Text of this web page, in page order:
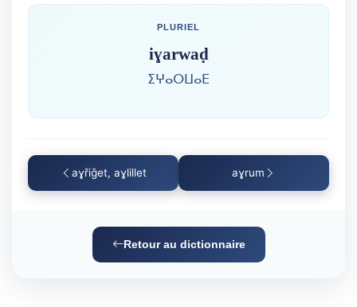
PLURIEL
iɣarwaḍ
ⵉⵖⴰⵔⵡⴰⴹ
aɣřiǧet, aɣlillet aɣrum
Retour au dictionnaire